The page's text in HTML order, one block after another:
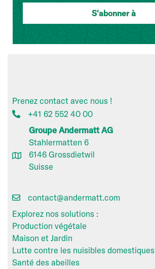
Prenez contact avec nous !
+41 62 552 40 00
Groupe Andermatt AG
Stahlermatten 6
6146 Grossdietwil
Suisse
contact@andermatt.com
Explorez nos solutions :
Production végétale
Maison et Jardin
Lutte contre les nuisibles domestiques
Santé des abeilles